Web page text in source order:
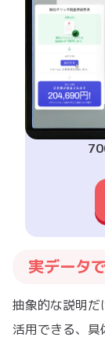
実データ
抽象的な説明だ
活用できる、具